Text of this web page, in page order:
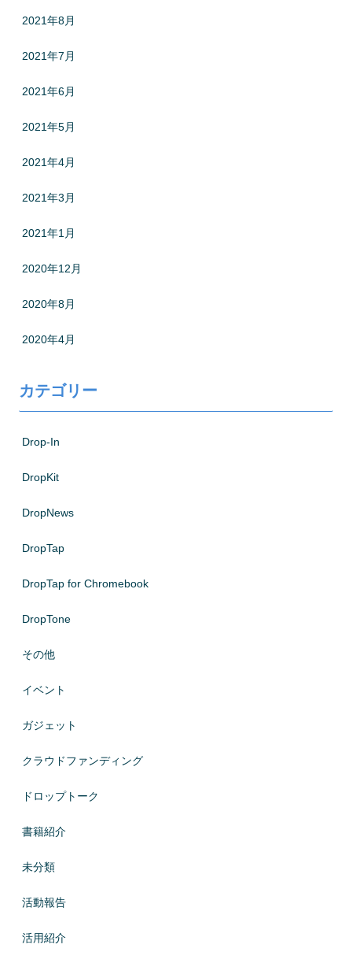
2021年8月
2021年7月
2021年6月
2021年5月
2021年4月
2021年3月
2021年1月
2020年12月
2020年8月
2020年4月
カテゴリー
Drop-In
DropKit
DropNews
DropTap
DropTap for Chromebook
DropTone
その他
イベント
ガジェット
クラウドファンディング
ドロップトーク
書籍紹介
未分類
活動報告
活用紹介